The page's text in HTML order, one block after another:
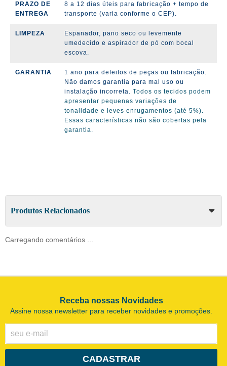
PRAZO DE
ENTREGA
8 a 12 dias úteis para fabricação + tempo de
transporte (varia conforme o CEP).
LIMPEZA
Espanador, pano seco ou levemente
umedecido e aspirador de pó com bocal
escova.
GARANTIA
1 ano para defeitos de peças ou fabricação.
Não damos garantia para mal uso ou
instalação incorreta. Todos os tecidos podem
apresentar pequenas variações de
tonalidade e leves enrugamentos (até 5%).
Essas características não são cobertas pela
garantia.
Produtos Relacionados
Carregando comentários ...
Receba nossas Novidades
Assine nossa newsletter para receber novidades e promoções.
CADASTRAR